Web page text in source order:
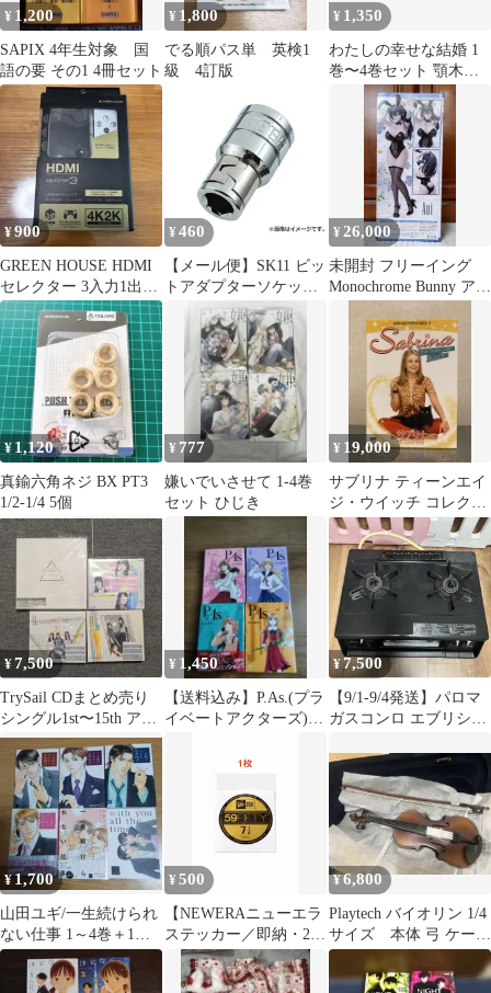
¥ 1,200
SAPIX 4年生対象 国
語の要 その1 4冊セット
¥ 1,800
でる順パス単 英検1
級 4訂版
¥ 1,350
わたしの幸せな結婚 1
巻〜4巻セット 顎木あ
¥900
GREEN HOUSE HDMI
セレクター 3入力1出力
4K2K対応
¥ 460
【メール便】SK11 ビッ
トアダプターソケット
SBA2 4977292851428
[1/4インチ 六角軸ビッ
¥ 26,000
未開封 フリーイング
Monochrome Bunny アオ
¥ 1,120
真鍮六角ネジ BX PT3
1/2-1/4 5個
¥ 777
嫌いでいさせて 1-4巻
セット ひじき
¥ 19,000
サブリナ ティーンエイ
ジ・ウイッチ コレクタ
ーズ・ボックス1〈4枚
組〉
¥7,500
TrySail CDまとめ売り
シングル1st〜15th アル
バム1st〜4th
¥ 1,450
【送料込み】P.As.(プラ
イベートアクターズ)
¥7,500
【9/1-9/4発送】パロマ
ガスコンロ エブリシェ
¥1,700
山田ユギ/一生続けられ
ない仕事 1～4巻＋1冊
＋小冊子
¥500
【NEWERAニューエラ
ステッカー／即納・24
時間以内発送】7 1/4
¥6,800
Playtech バイオリン 1/4
サイズ 本体 弓 ケース
付き